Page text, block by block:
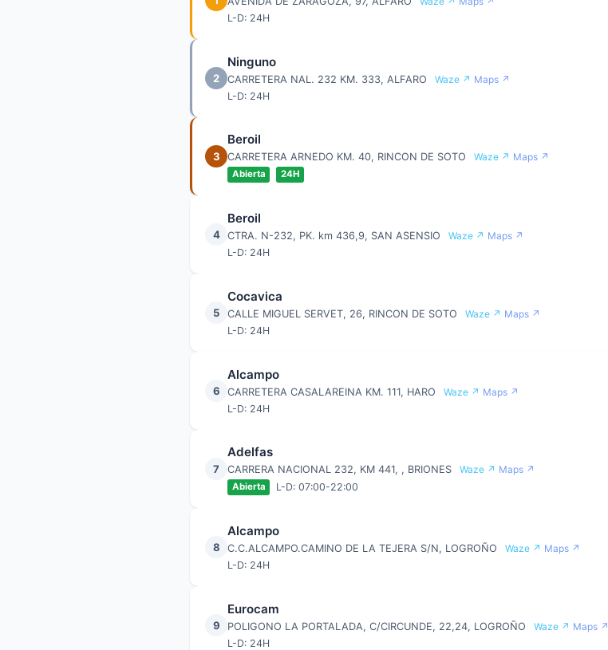
L-D: 24H
2
Ninguno
CARRETERA NAL. 232 KM. 333, ALFARO Waze ↗ Maps ↗
L-D: 24H
3
Beroil
CARRETERA ARNEDO KM. 40, RINCON DE SOTO Waze ↗ Maps ↗
Abierta 24H
4
Beroil
CTRA. N-232, PK. km 436,9, SAN ASENSIO Waze ↗ Maps ↗
L-D: 24H
5
Cocavica
CALLE MIGUEL SERVET, 26, RINCON DE SOTO Waze ↗ Maps ↗
L-D: 24H
6
Alcampo
CARRETERA CASALAREINA KM. 111, HARO Waze ↗ Maps ↗
L-D: 24H
7
Adelfas
CARRERA NACIONAL 232, KM 441, , BRIONES Waze ↗ Maps ↗
Abierta L-D: 07:00-22:00
8
Alcampo
C.C.ALCAMPO.CAMINO DE LA TEJERA S/N, LOGROÑO Waze ↗ Maps ↗
L-D: 24H
9
Eurocam
POLIGONO LA PORTALADA, C/CIRCUNDE, 22,24, LOGROÑO Waze ↗ Maps ↗
L-D: 24H